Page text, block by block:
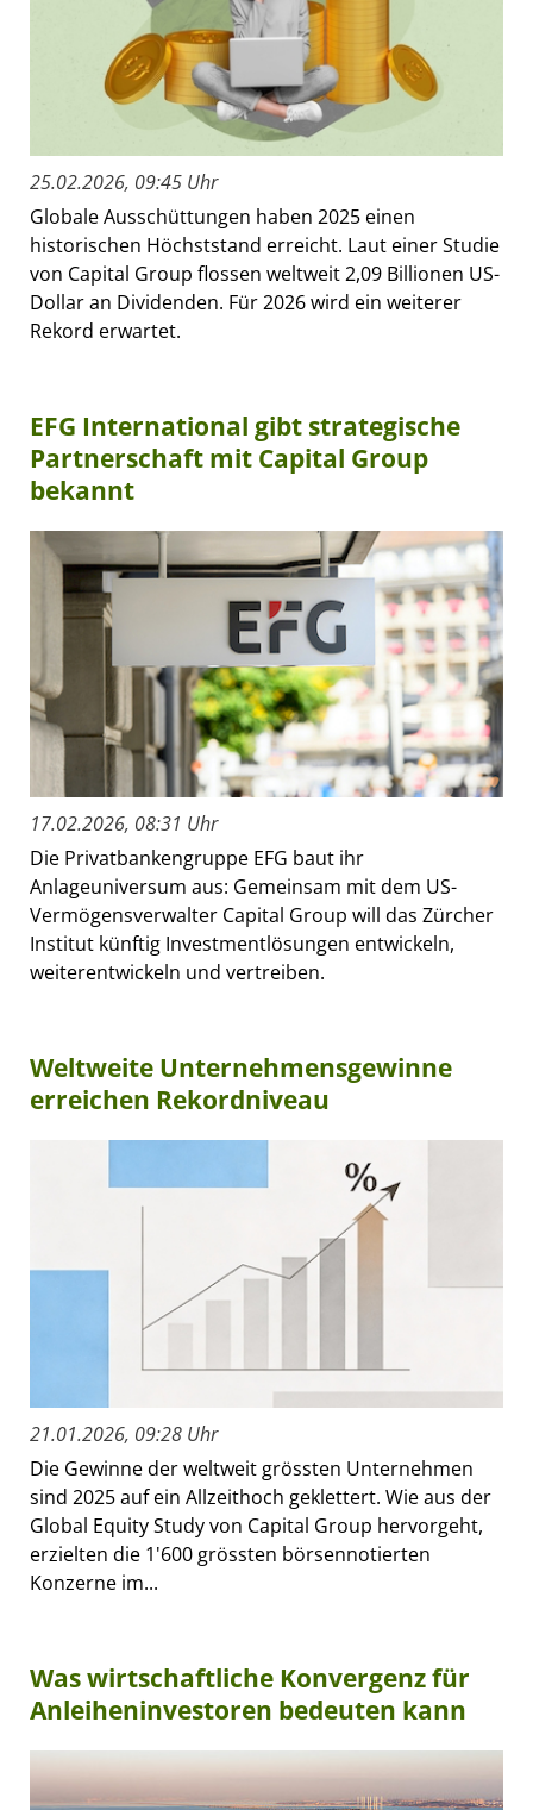
25.02.2026, 09:45 Uhr
Globale Ausschüttungen haben 2025 einen
historischen Höchststand erreicht. Laut einer Studie
von Capital Group flossen weltweit 2,09 Billionen US-
Dollar an Dividenden. Für 2026 wird ein weiterer
Rekord erwartet.
EFG International gibt strategische
Partnerschaft mit Capital Group
bekannt
17.02.2026, 08:31 Uhr
Die Privatbankengruppe EFG baut ihr
Anlageuniversum aus: Gemeinsam mit dem US-
Vermögensverwalter Capital Group will das Zürcher
Institut künftig Investmentlösungen entwickeln,
weiterentwickeln und vertreiben.
Weltweite Unternehmensgewinne
erreichen Rekordniveau
21.01.2026, 09:28 Uhr
Die Gewinne der weltweit grössten Unternehmen
sind 2025 auf ein Allzeithoch geklettert. Wie aus der
Global Equity Study von Capital Group hervorgeht,
erzielten die 1'600 grössten börsennotierten
Konzerne im...
Was wirtschaftliche Konvergenz für
Anleiheninvestoren bedeuten kann